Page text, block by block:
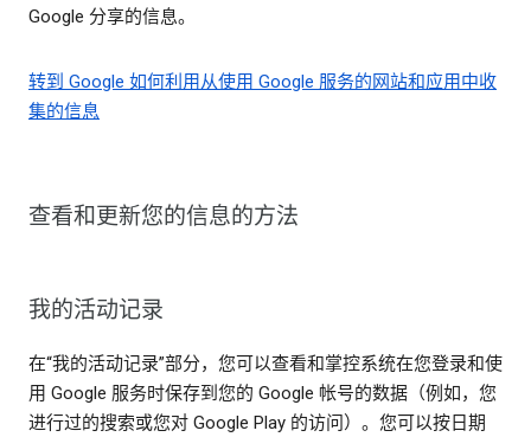
Google 分享的信息。
转到 Google 如何利用从使用 Google 服务的网站和应用中收
集的信息
查看和更新您的信息的方法
我的活动记录
在“我的活动记录”部分，您可以查看和掌控系统在您登录和使
用 Google 服务时保存到您的 Google 帐号的数据（例如，您
进行过的搜索或您对 Google Play 的访问）。您可以按日期